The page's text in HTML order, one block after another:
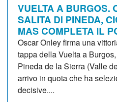
VUELTA A BURGOS.
SALITA DI PINEDA,
MAS COMPLETA IL
Oscar Onley firma una
tappa della Vuelta a
Pineda de la Sierra (Valle
arrivo in quota che ha
decisive....